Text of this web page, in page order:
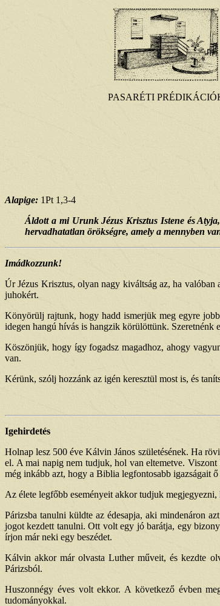
PASARÉTI
Alapige: 1Pt 1,3-4
Áldott a mi Urunk Jézus Krisztus Istene és
hervadhatatlan örökségre, amely a mennyben
Imádkozzunk!
Úr Jézus Krisztus, olyan nagy kiváltság az, ha
juhokért.
Könyörülj rajtunk, hogy hadd ismerjük meg egyre
idegen hangú hívás is hangzik körülöttünk. Szeretnénk
Köszönjük, hogy így fogadsz magadhoz, ahogy
van.
Kérünk, szólj hozzánk az igén keresztül most is, és
Igehirdetés
Holnap lesz 500 éve Kálvin János születésének. Ha
el. A mai napig nem tudjuk, hol van eltemetve.
még inkább azt, hogy a Biblia legfontosabb igazságait
Az élete legfőbb eseményeit akkor tudjuk
Párizsba tanulni küldte az édesapja, aki mindenáron
jogot kezdett tanulni. Ott volt egy jó barátja, egy
írjon már neki egy beszédet.
Kálvin akkor már olvasta Luther műveit, és kezdte
Párizsból.
Huszonnégy éves volt ekkor. A következő évben
tudományokkal.